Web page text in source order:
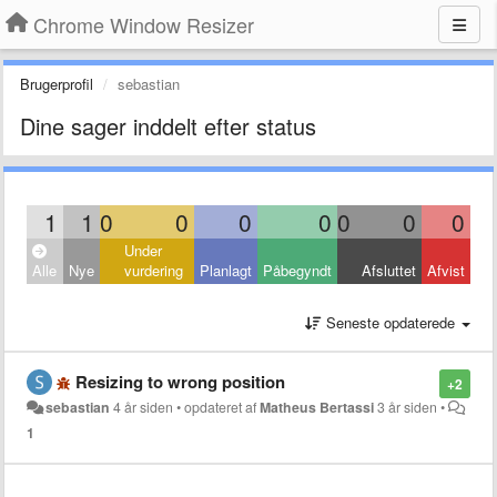
Chrome Window Resizer
Brugerprofil sebastian
Dine sager inddelt efter status
1 1 0 0 0 0 0 0 0
Alle Nye
Under
vurdering
Planlagt Påbegyndt Afsluttet Afvist
Seneste opdaterede
+2
Resizing to wrong position
sebastian 4 år siden •opdateret afMatheus Bertassi3 år siden •
1